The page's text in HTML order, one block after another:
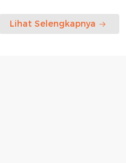
Lihat Selengkapnya